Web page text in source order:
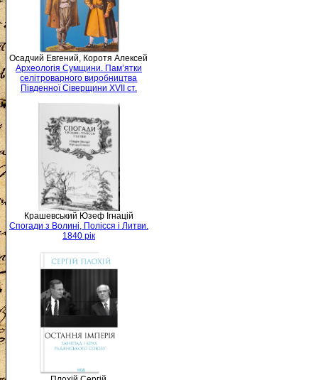
Осадчий Евгений, Коротя Алексей
Археологія Сумщини. Пам’ятки
селітроварного виробництва
Південної Сіверщини XVII ст.
Крашевський Юзеф Ігнацій
Спогади з Волині, Полісся і Литви.
1840 рік